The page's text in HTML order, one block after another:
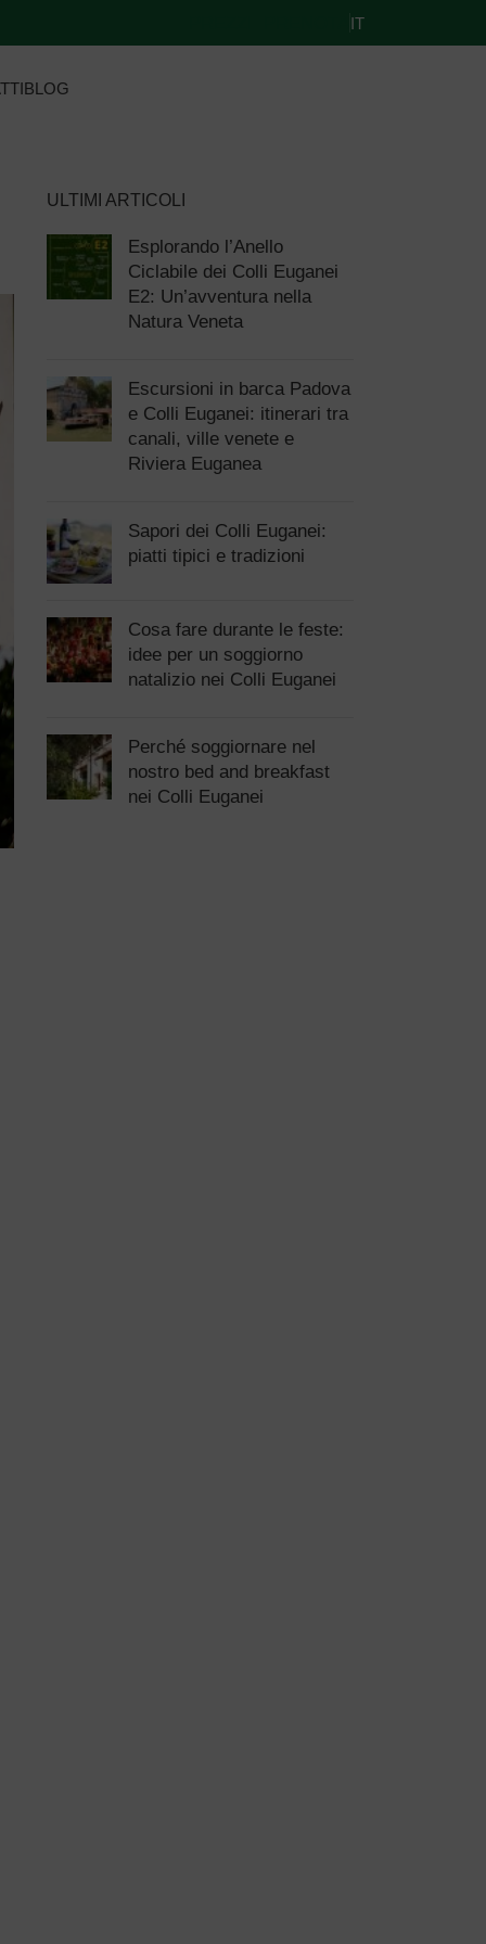
IT
BLOG
ULTIMI ARTICOLI
Esplorando l’Anello
Ciclabile dei Colli Euganei
E2: Un’avventura nella
Natura Veneta
Escursioni in barca Padova
e Colli Euganei: itinerari tra
canali, ville venete e
Riviera Euganea
Sapori dei Colli Euganei:
piatti tipici e tradizioni
Cosa fare durante le feste:
idee per un soggiorno
natalizio nei Colli Euganei
Perché soggiornare nel
nostro bed and breakfast
nei Colli Euganei